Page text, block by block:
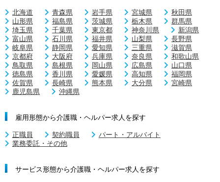
北海道 青森県 岩手県 宮城県
秋田県
山形県
福島県 茨城県 栃木県
群馬県
埼玉県
千葉県 東京都 神奈川県
新潟県
富山県
石川県 福井県 山梨県
長野県
岐阜県
静岡県 愛知県 三重県
滋賀県
京都府
大阪府 兵庫県 奈良県
和歌山県
鳥取県
島根県 岡山県 広島県
山口県
徳島県
香川県 愛媛県 高知県
福岡県
佐賀県
長崎県 熊本県 大分県
宮崎県
鹿児島県
沖縄県
雇用形態から介護職・ヘルパー求人を探す
正職員 契約職員
パート・アルバイト
業務委託・その他
サービス形態から介護職・ヘルパー求人を探す